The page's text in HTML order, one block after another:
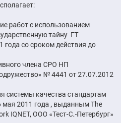
работ с использованием
тайну ГТ
года со сроком действия до
члена СРО НП
№ 4441 от 27.07.2012
системы качества стандартам
2011 года , выданным The
IQNET, ООО «Тест-С.-Петербург»